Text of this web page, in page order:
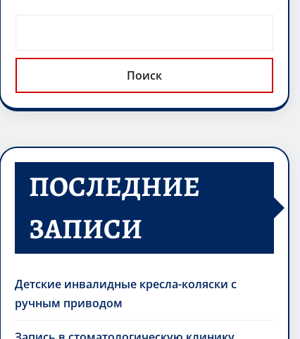
Поиск
ПОСЛЕДНИЕ
ЗАПИСИ
Детские инвалидные кресла-коляски с
ручным приводом